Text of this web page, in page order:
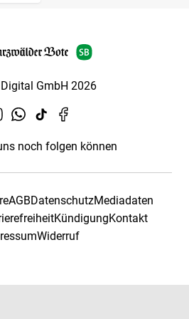
GmbH 2026
noch folgen können
AGBDatenschutzMediadaten
KündigungKontakt
Widerruf